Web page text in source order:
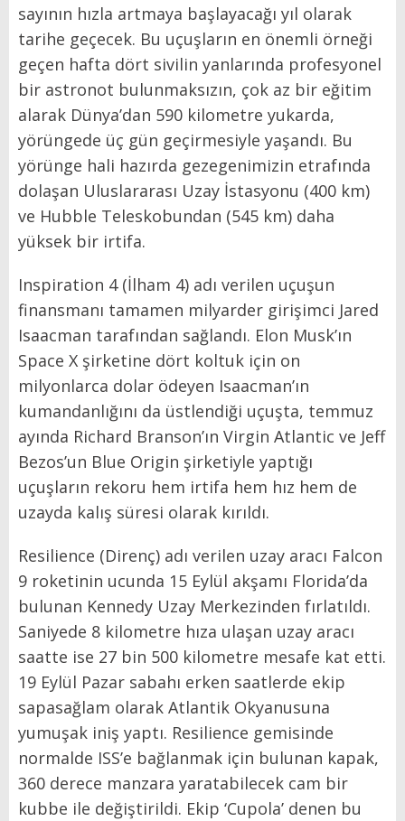
sayının hızla artmaya başlayacağı yıl olarak
tarihe geçecek. Bu uçuşların en önemli örneği
geçen hafta dört sivilin yanlarında profesyonel
bir astronot bulunmaksızın, çok az bir eğitim
alarak Dünya’dan 590 kilometre yukarda,
yörüngede üç gün geçirmesiyle yaşandı. Bu
yörünge hali hazırda gezegenimizin etrafında
dolaşan Uluslararası Uzay İstasyonu (400 km)
ve Hubble Teleskobundan (545 km) daha
yüksek bir irtifa.
Inspiration 4 (İlham 4) adı verilen uçuşun
finansmanı tamamen milyarder girişimci Jared
Isaacman tarafından sağlandı. Elon Musk’ın
Space X şirketine dört koltuk için on
milyonlarca dolar ödeyen Isaacman’ın
kumandanlığını da üstlendiği uçuşta, temmuz
ayında Richard Branson’ın Virgin Atlantic ve Jeff
Bezos’un Blue Origin şirketiyle yaptığı
uçuşların rekoru hem irtifa hem hız hem de
uzayda kalış süresi olarak kırıldı.
Resilience (Direnç) adı verilen uzay aracı Falcon
9 roketinin ucunda 15 Eylül akşamı Florida’da
bulunan Kennedy Uzay Merkezinden fırlatıldı.
Saniyede 8 kilometre hıza ulaşan uzay aracı
saatte ise 27 bin 500 kilometre mesafe kat etti.
19 Eylül Pazar sabahı erken saatlerde ekip
sapasağlam olarak Atlantik Okyanusuna
yumuşak iniş yaptı. Resilience gemisinde
normalde ISS’e bağlanmak için bulunan kapak,
360 derece manzara yaratabilecek cam bir
kubbe ile değiştirildi. Ekip ‘Cupola’ denen bu